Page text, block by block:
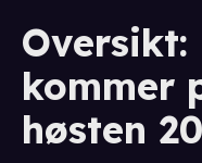
Oversikt:
kommer
høsten